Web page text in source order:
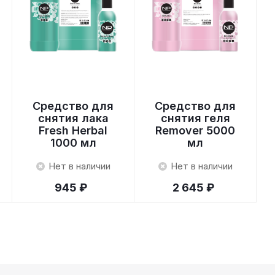
Средство для
снятия лака
Fresh Herbal
1000 мл
Нет в наличии
945 ₽
Средство для
снятия геля
Remover 5000
мл
Нет в наличии
2 645 ₽